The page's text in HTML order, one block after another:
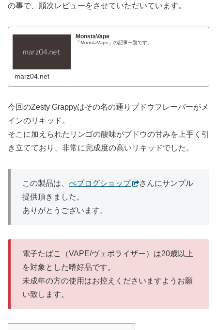
の事で、順次レビューをさせていただいています。
MonstaVape
「MonstaVape」の記事一覧です。
marz04.net
今回のZesty Grappyはその名の通りブドウフレーバーがメ
インのリキッド。
そこに加えられたリンゴの酸味がブドウの甘みを上手く引
き立てており、非常に完成度の高いリキッドでした。
この製品は、 べプログショップ
さんにサンプル
提供頂きました。
ありがとうございます。
電子たばこ（VAPE/ヴェポライザー）は20歳以上
を対象とした嗜好品です。
未成年の方の使用はお控えくださいますようお願
い致します。